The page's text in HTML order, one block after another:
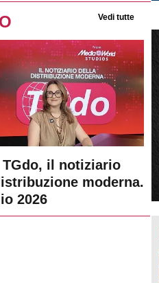
Vedi tutte
TGdo, il notiziario
moderna.
2026